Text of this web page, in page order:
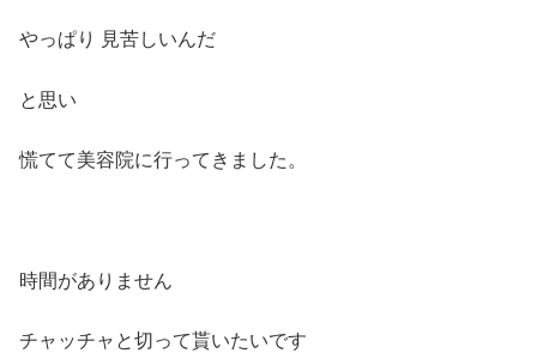
やっぱり 見苦しいんだ
と思い
慌てて美容院に行ってきました。
時間がありません
チャッチャと切って貰いたいです